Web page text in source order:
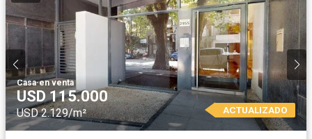
Casa·en venta
USD 115.000
USD 2.129/m² ACTUALIZADO